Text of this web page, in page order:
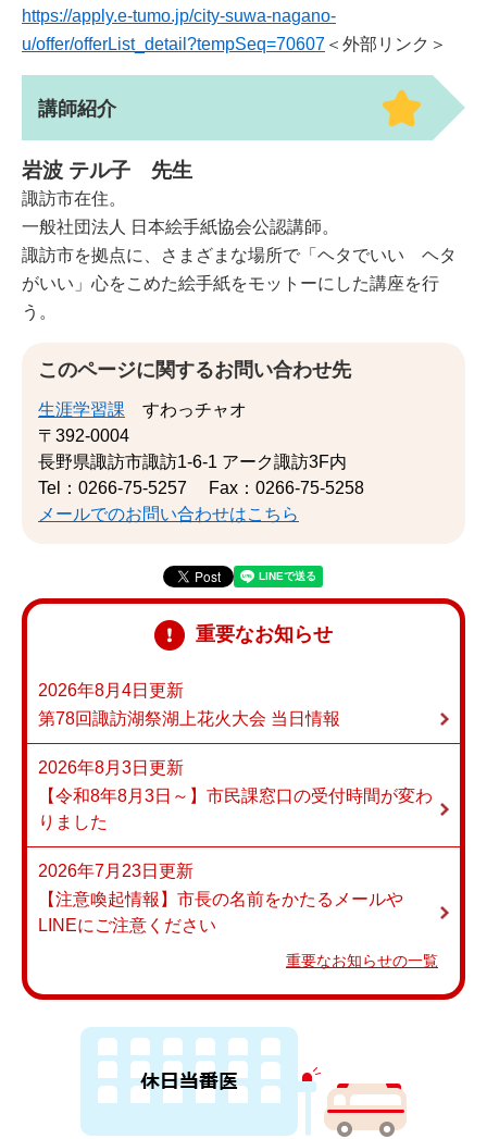
https://apply.e-tumo.jp/city-suwa-nagano-
u/offer/offerList_detail?tempSeq=70607 ＜外部リンク＞
講師紹介
岩波 テル子 先生
諏訪市在住。
一般社団法人 日本絵手紙協会公認講師。
諏訪市を拠点に、さまざまな場所で「ヘタでいい ヘタ
がいい」心をこめた絵手紙をモットーにした講座を行
う。
このページに関するお問い合わせ先
生涯学習課
すわっチャオ
〒392-0004
長野県諏訪市諏訪1-6-1 アーク諏訪3F内
Tel：0266-75-5257
Fax：0266-75-5258
メールでのお問い合わせはこちら
重要なお知らせ
2026年8月4日更新
第78回諏訪湖祭湖上花火大会 当日情報
2026年8月3日更新
【令和8年8月3日～】市民課窓口の受付時間が変わ
りました
2026年7月23日更新
【注意喚起情報】市長の名前をかたるメールや
LINEにご注意ください
重要なお知らせの一覧